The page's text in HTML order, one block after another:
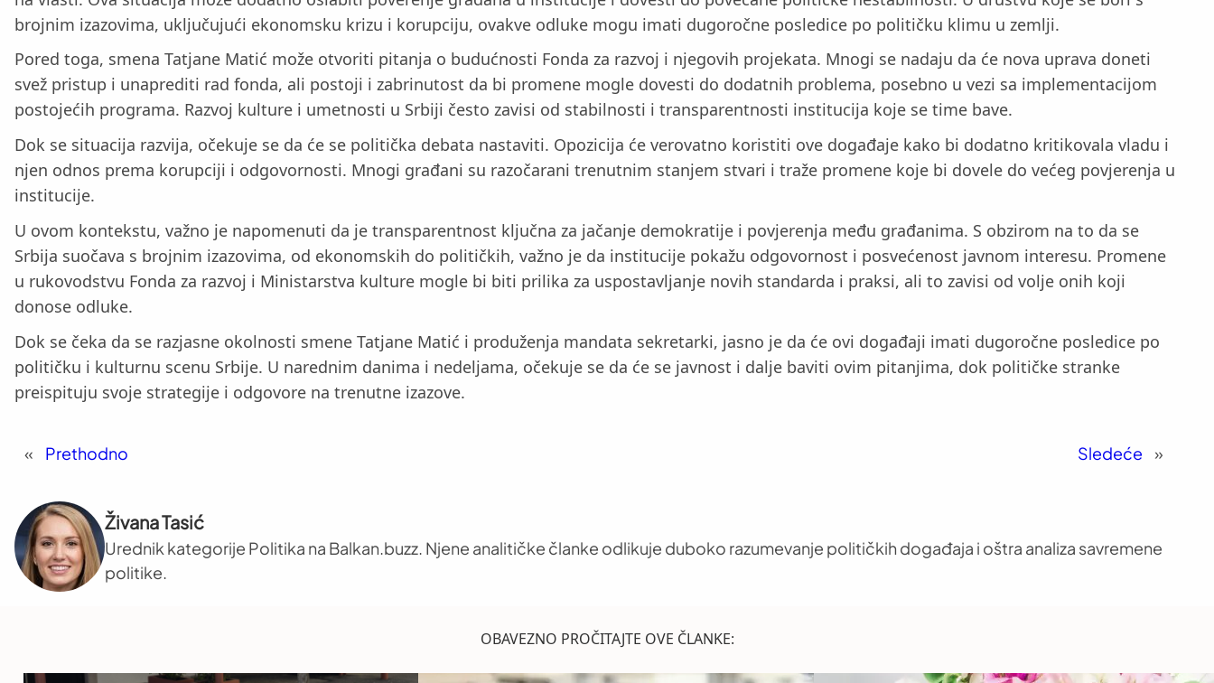
brojnim izazovima, uključujući ekonomsku krizu i korupciju, ovakve odluke mogu imati dugoročne posledice po političku klimu u zemlji.
Pored toga, smena Tatjane Matić može otvoriti pitanja o budućnosti Fonda za razvoj i njegovih projekata. Mnogi se nadaju da će nova uprava doneti
svež pristup i unaprediti rad fonda, ali postoji i zabrinutost da bi promene mogle dovesti do dodatnih problema, posebno u vezi sa implementacijom
postojećih programa. Razvoj kulture i umetnosti u Srbiji često zavisi od stabilnosti i transparentnosti institucija koje se time bave.
Dok se situacija razvija, očekuje se da će se politička debata nastaviti. Opozicija će verovatno koristiti ove događaje kako bi dodatno kritikovala vladu i
njen odnos prema korupciji i odgovornosti. Mnogi građani su razočarani trenutnim stanjem stvari i traže promene koje bi dovele do većeg povjerenja u
institucije.
U ovom kontekstu, važno je napomenuti da je transparentnost ključna za jačanje demokratije i povjerenja među građanima. S obzirom na to da se
Srbija suočava s brojnim izazovima, od ekonomskih do političkih, važno je da institucije pokažu odgovornost i posvećenost javnom interesu. Promene
u rukovodstvu Fonda za razvoj i Ministarstva kulture mogle bi biti prilika za uspostavljanje novih standarda i praksi, ali to zavisi od volje onih koji
donose odluke.
Dok se čeka da se razjasne okolnosti smene Tatjane Matić i produženja mandata sekretarki, jasno je da će ovi događaji imati dugoročne posledice po
političku i kulturnu scenu Srbije. U narednim danima i nedeljama, očekuje se da će se javnost i dalje baviti ovim pitanjima, dok političke stranke
preispituju svoje strategije i odgovore na trenutne izazove.
« Prethodno Sledeće »
Živana Tasić
Urednik kategorije Politika na Balkan.buzz. Njene analitičke članke odlikuje duboko razumevanje političkih događaja i oštra analiza savremene
politike.
OBAVEZNO PROČITAJTE OVE ČLANKE: